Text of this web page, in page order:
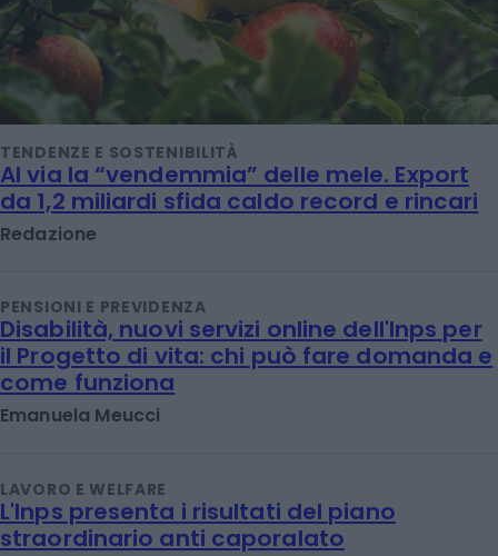
TENDENZE E SOSTENIBILITÀ
Al via la “vendemmia” delle mele. Export
da 1,2 miliardi sfida caldo record e rincari
Redazione
PENSIONI E PREVIDENZA
Disabilità, nuovi servizi online dell'Inps per
il Progetto di vita: chi può fare domanda e
come funziona
Emanuela Meucci
LAVORO E WELFARE
L'Inps presenta i risultati del piano
straordinario anti caporalato